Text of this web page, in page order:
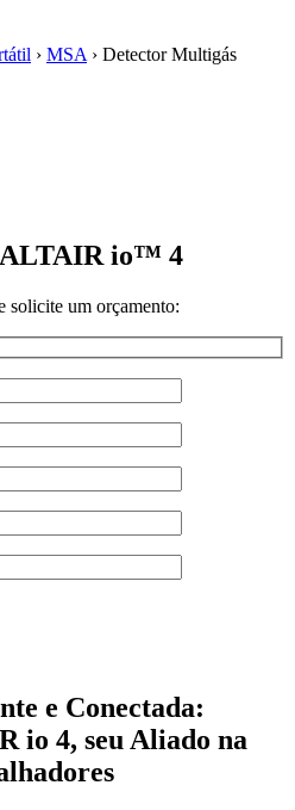
› MSA › Detector Multigás
io™ 4
solicite um orçamento:
e Conectada:
io 4, seu Aliado na